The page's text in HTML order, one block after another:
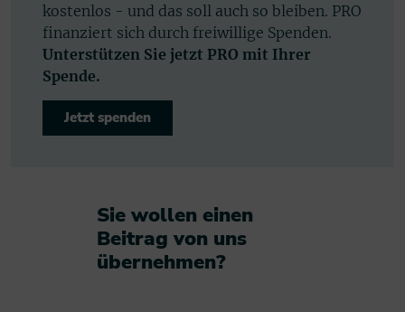
kostenlos - und das soll auch so bleiben. PRO
finanziert sich durch freiwillige Spenden.
Unterstützen Sie jetzt PRO mit Ihrer
Spende.
Jetzt spenden
Sie wollen einen
Beitrag von uns
übernehmen?​